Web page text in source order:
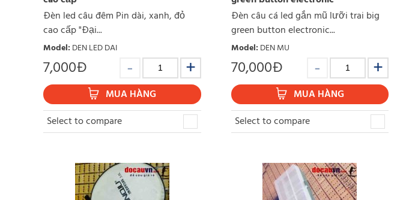
Đèn led câu đêm Pin dài, xanh, đỏ
cao cấp "Đại...
Model: DEN LED DAI
7,000Đ
MUA HÀNG
Select to compare
Đèn câu cá led gắn mũ lưỡi trai big
green button electronic...
Model: DEN MU
70,000Đ
MUA HÀNG
Select to compare